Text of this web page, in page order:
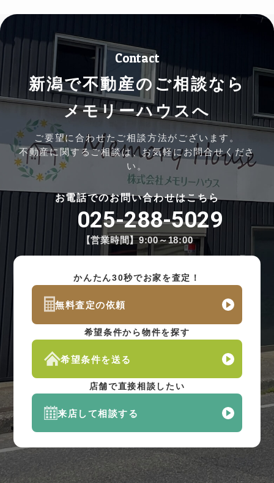
Contact
新潟で不動産のご相談なら
メモリーハウスへ
ご要望に合わせたご相談方法がございます。
不動産に関するご相談は、お気軽にお問合せくださ
い。
お電話でのお問い合わせはこちら
025-288-5029
【営業時間】9:00～18:00
かんたん30秒でお家を査定！
無料査定の依頼
希望条件から物件を探す
希望条件を送る
店舗で直接相談したい
来店して相談する